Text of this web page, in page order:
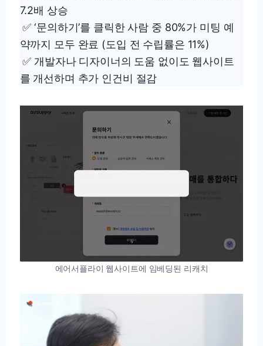
7.2배 상승
✅ ‘문의하기’를 클릭한 사람 중 80%가 미팅 예
약까지 모두 완료 (도입 전 수립률은 11%)
✅ 개발자나 디자이너의 도움 없이도 웹사이트
를 개선하며 추가 인건비 절감
에어서플라이 웹사이트에 임베딩된 리캐치